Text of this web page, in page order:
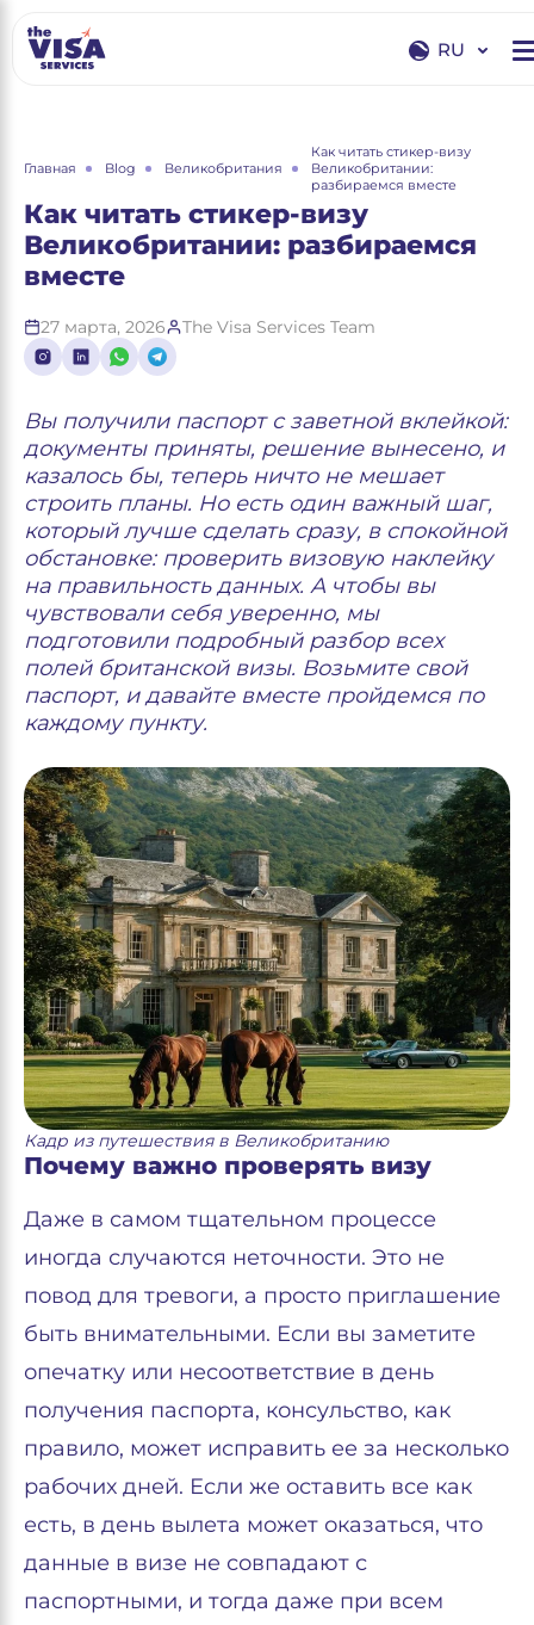
RU
RU
Главная Blog Великобритания
Как читать стикер-визу
Великобритании:
разбираемся вместе
Как читать стикер-визу
Великобритании: разбираемся
вместе
27 марта, 2026 The Visa Services Team
Вы получили паспорт с заветной вклейкой:
документы приняты, решение вынесено, и
казалось бы, теперь ничто не мешает
строить планы. Но есть один важный шаг,
который лучше сделать сразу, в спокойной
обстановке: проверить визовую наклейку
на правильность данных. А чтобы вы
чувствовали себя уверенно, мы
подготовили подробный разбор всех
полей британской визы. Возьмите свой
паспорт, и давайте вместе пройдемся по
каждому пункту.
Кадр из путешествия в Великобританию
Почему важно проверять визу
Даже в самом тщательном процессе
иногда случаются неточности. Это не
повод для тревоги, а просто приглашение
быть внимательными. Если вы заметите
опечатку или несоответствие в день
получения паспорта, консульство, как
правило, может исправить ее за несколько
рабочих дней. Если же оставить все как
есть, в день вылета может оказаться, что
данные в визе не совпадают с
паспортными, и тогда даже при всем